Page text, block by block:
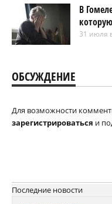
В
31 июля
ОБСУЖДЕНИЕ
Для возможности
зарегистрироваться и
Последние новости